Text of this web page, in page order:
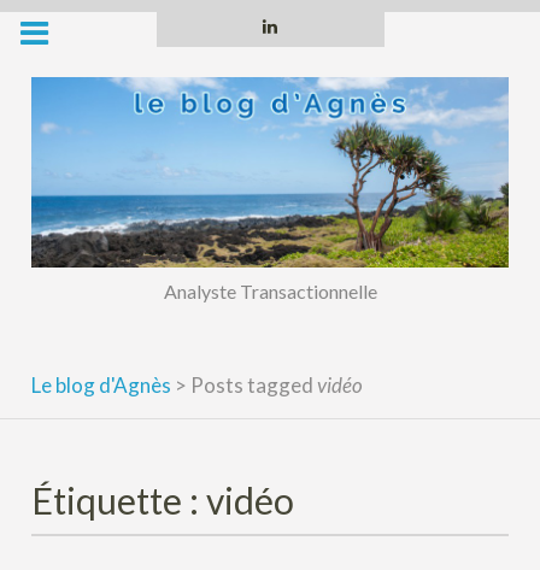
Skip
content
Analyste Transactionnelle
Le blog d'Agnès > Posts taggedvidéo
Étiquette :vidéo